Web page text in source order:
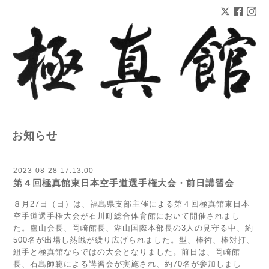
お知らせ
2023-08-28 17:13:00
第４回極真館東日本空手道選手権大会・前日講習会
８月27日（日）は、福島県支部主催による第４回極真館東日本
空手道選手権大会が石川町総合体育館において開催されまし
た。盧山会長、岡崎館長、湖山国際本部長の3人の見守る中、約
500名が出場し熱戦が繰り広げられました。型、棒術、棒対打、
組手と極真館ならではの大会となりました。前日は、岡崎館
長、石島師範による講習会が実施され、約70名が参加しまし